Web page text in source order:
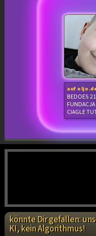
auf
BEDOES
CIAGLE
könnte Dir gefallen:
KI, kein Algorithmus!